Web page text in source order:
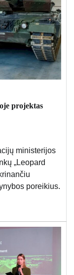
projektas
ministerijos
„Leopard
poreikius.